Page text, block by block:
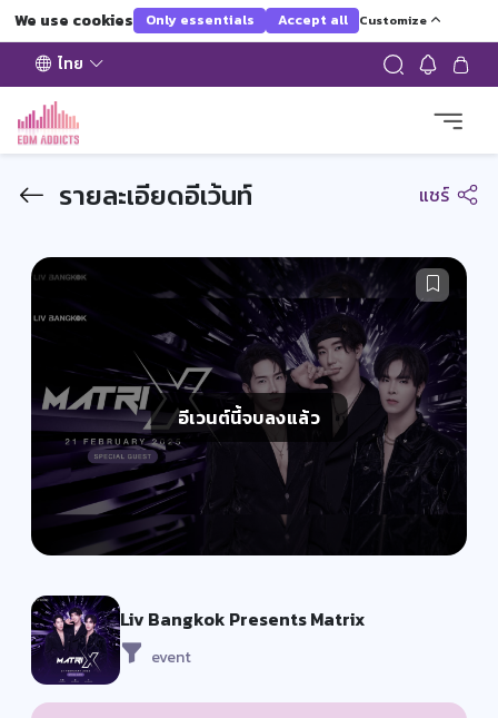
We use cookies Only essentials Accept all Customize
ไทย
รายละเอียดอีเว้นท์ แชร์
อีเวนต์นี้จบลงแล้ว
Liv Bangkok Presents Matrix
event